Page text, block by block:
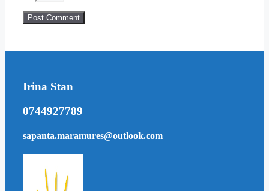
Irina Stan
0744927789
sapanta.maramures@outlook.com